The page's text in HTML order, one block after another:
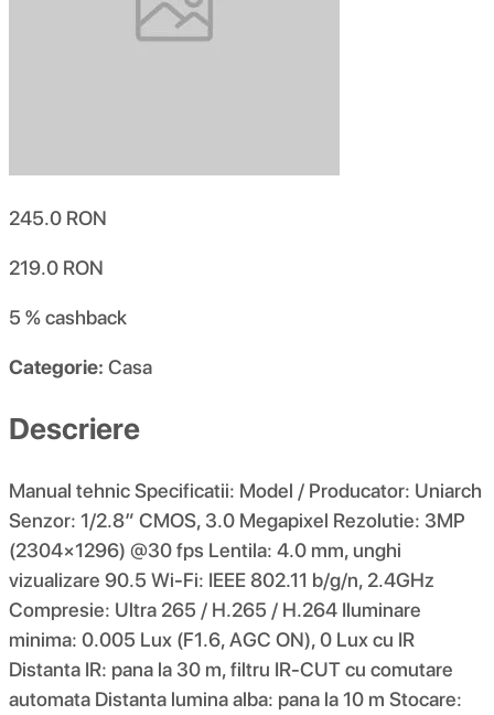
245.0 RON
219.0 RON
5 %cashback
Categorie: Casa
Descriere
Manual tehnic Specificatii: Model / Producator: Uniarch
Senzor: 1/2.8″ CMOS, 3.0 Megapixel Rezolutie: 3MP
(2304×1296) @30 fps Lentila: 4.0 mm, unghi
vizualizare 90.5 Wi-Fi: IEEE 802.11 b/g/n, 2.4GHz
Compresie: Ultra 265 / H.265 / H.264 Iluminare
minima: 0.005 Lux (F1.6, AGC ON), 0 Lux cu IR
Distanta IR: pana la 30 m, filtru IR-CUT cu comutare
automata Distanta lumina alba: pana la 10 m Stocare: